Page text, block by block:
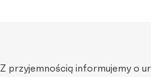
Z przyjemnością informujemy o